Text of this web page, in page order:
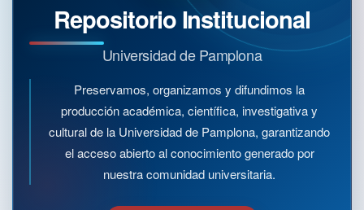
Repositorio Institucional
Universidad de Pamplona
Preservamos, organizamos y difundimos la
producción académica, científica, investigativa y
cultural de la Universidad de Pamplona, garantizando
el acceso abierto al conocimiento generado por
nuestra comunidad universitaria.